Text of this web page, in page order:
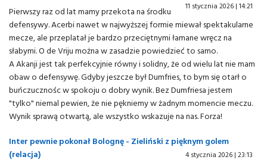
11 stycznia 2026 | 14:21
Pierwszy raz od lat mamy przekota na środku
defensywy. Acerbi nawet w najwyższej formie miewał spektakularne
mecze, ale przeplatał je bardzo przeciętnymi łamane wręcz na
słabymi. O de Vriju można w zasadzie powiedzieć to samo.
A Akanji jest tak perfekcyjnie równy i solidny, że od wielu lat nie mam
obaw o defensywę. Gdyby jeszcze był Dumfries, to bym się otarł o
buńczucznośc w spokoju o dobry wynik. Bez Dumfriesa jestem
"tylko" niemal pewien, że nie pękniemy w żadnym momencie meczu.
Wynik sprawą otwartą, ale wszystko wskazuje na nas. Forza!
Inter pewnie pokonał Bolognę - Zieliński z pięknym golem
(relacja)
4 stycznia 2026 | 23:13